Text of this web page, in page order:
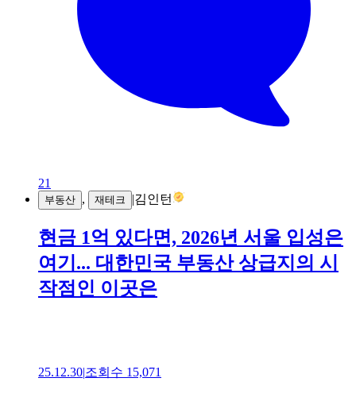
21
부동산 , 재테크 |김인턴
현금 1억 있다면, 2026년 서울 입성은
여기... 대한민국 부동산 상급지의 시
작점인 이곳은
25.12.30|조회수 15,071